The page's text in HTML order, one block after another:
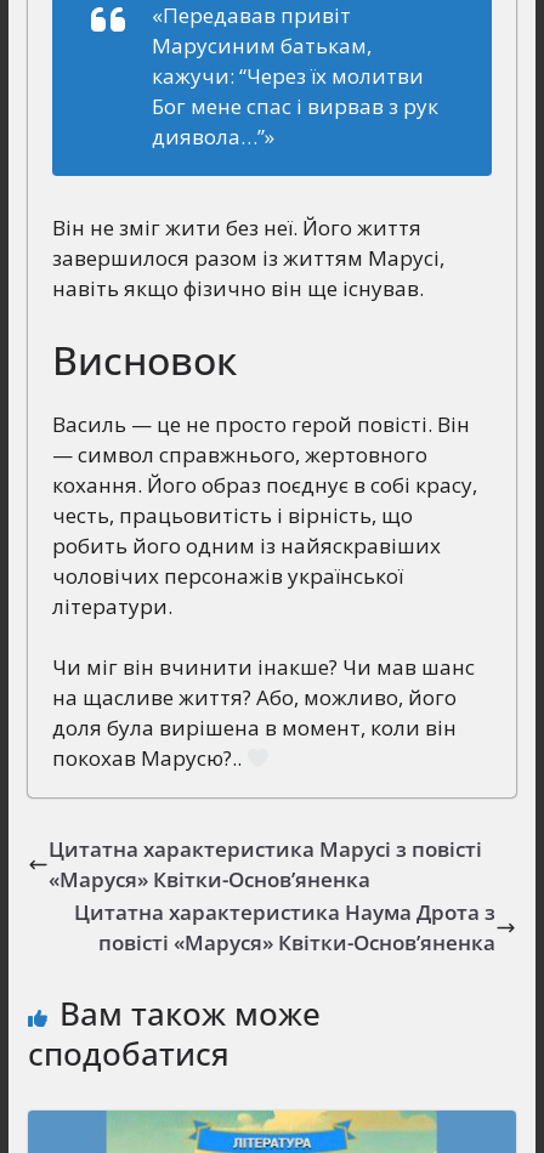
«Передавав привіт
Марусиним батькам,
кажучи: “Через їх молитви
Бог мене спас і вирвав з рук
диявола…”»
Він не зміг жити без неї. Його життя
завершилося разом із життям Марусі,
навіть якщо фізично він ще існував.
Висновок
Василь — це не просто герой повісті. Він
— символ справжнього, жертовного
кохання. Його образ поєднує в собі красу,
честь, працьовитість і вірність, що
робить його одним із найяскравіших
чоловічих персонажів української
літератури.
Чи міг він вчинити інакше? Чи мав шанс
на щасливе життя? Або, можливо, його
доля була вирішена в момент, коли він
покохав Марусю?..
Цитатна характеристика Марусі з повісті
«Маруся» Квітки-Основ’яненка
Цитатна характеристика Наума Дрота з
повісті «Маруся» Квітки-Основ’яненка
Вам також може
сподобатися